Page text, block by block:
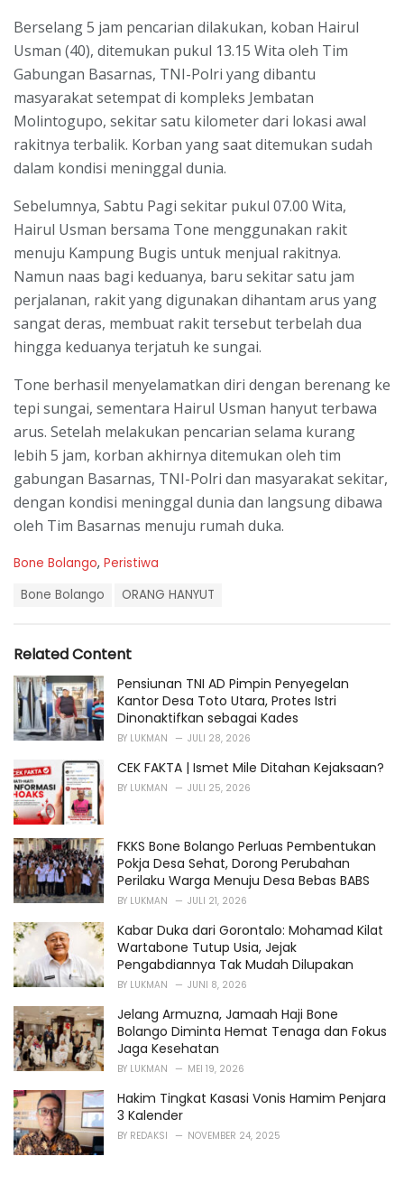
Berselang 5 jam pencarian dilakukan, koban Hairul
Usman (40), ditemukan pukul 13.15 Wita oleh Tim
Gabungan Basarnas, TNI-Polri yang dibantu
masyarakat setempat di kompleks Jembatan
Molintogupo, sekitar satu kilometer dari lokasi awal
rakitnya terbalik. Korban yang saat ditemukan sudah
dalam kondisi meninggal dunia.
Sebelumnya, Sabtu Pagi sekitar pukul 07.00 Wita,
Hairul Usman bersama Tone menggunakan rakit
menuju Kampung Bugis untuk menjual rakitnya.
Namun naas bagi keduanya, baru sekitar satu jam
perjalanan, rakit yang digunakan dihantam arus yang
sangat deras, membuat rakit tersebut terbelah dua
hingga keduanya terjatuh ke sungai.
Tone berhasil menyelamatkan diri dengan berenang ke
tepi sungai, sementara Hairul Usman hanyut terbawa
arus. Setelah melakukan pencarian selama kurang
lebih 5 jam, korban akhirnya ditemukan oleh tim
gabungan Basarnas, TNI-Polri dan masyarakat sekitar,
dengan kondisi meninggal dunia dan langsung dibawa
oleh Tim Basarnas menuju rumah duka.
C
r
i
e
s
:
Bone Bolango, Peristiwa
:
Bone Bolango ORANG HANYUT
Related Content
Pensiunan TNI AD Pimpin Penyegelan
Kantor Desa Toto Utara, Protes Istri
Dinonaktifkan sebagai Kades
BY LUKMAN JULI 28, 2026
CEK FAKTA | Ismet Mile Ditahan Kejaksaan?
BY LUKMAN JULI 25, 2026
FKKS Bone Bolango Perluas Pembentukan
Pokja Desa Sehat, Dorong Perubahan
Perilaku Warga Menuju Desa Bebas BABS
BY LUKMAN JULI 21, 2026
Kabar Duka dari Gorontalo: Mohamad Kilat
Wartabone Tutup Usia, Jejak
Pengabdiannya Tak Mudah Dilupakan
BY LUKMAN JUNI 8, 2026
Jelang Armuzna, Jamaah Haji Bone
Bolango Diminta Hemat Tenaga dan Fokus
Jaga Kesehatan
BY LUKMAN MEI 19, 2026
Hakim Tingkat Kasasi Vonis Hamim Penjara
3 Kalender
BY REDAKSI NOVEMBER 24, 2025